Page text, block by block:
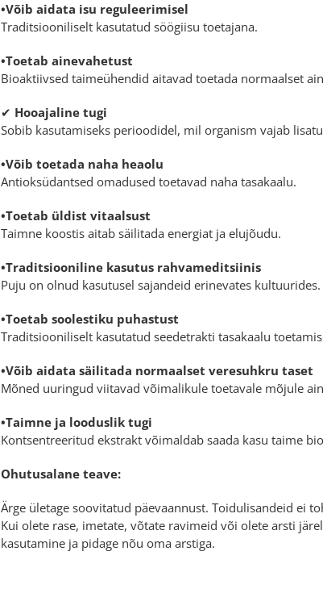
•Võib aidata isu reguleerimisel
Traditsiooniliselt kasutatud söögiisu toetajana.
•Toetab ainevahetust
Bioaktiivsed taimeühendid aitavad toetada normaalset
✔ Hooajaline tugi
Sobib kasutamiseks perioodidel, mil organism vajab
•Võib toetada naha heaolu
Antioksüdantsed omadused toetavad naha tasakaalu.
•Toetab üldist vitaalsust
Taimne koostis aitab säilitada energiat ja elujõudu.
•Traditsiooniline kasutus rahvameditsiinis
Puju on olnud kasutusel sajandeid erinevates kultuurides.
•Toetab soolestiku puhastust
Traditsiooniliselt kasutatud seedetrakti tasakaalu
•Võib aidata säilitada normaalset veresuhkru taset
Mõned uuringud viitavad võimalikule toetavale mõjule
•Taimne ja looduslik tugi
Kontsentreeritud ekstrakt võimaldab saada kasu taime
Ohutusalane teave:
Ärge ületage soovitatud päevaannust. Toidulisandeid ei
Kui olete rase, imetate, võtate ravimeid või olete arsti
kasutamine ja pidage nõu oma arstiga.